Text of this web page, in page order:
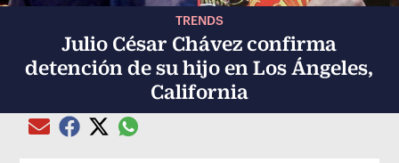
TRENDS
Julio César Chávez confirma
detención de su hijo en Los Ángeles,
California
Compartir el artículo actual mediante Email
Compartir el artículo actual mediante Facebook
Compartir el artículo actual mediante Twitter
Compartir el artículo actual mediante